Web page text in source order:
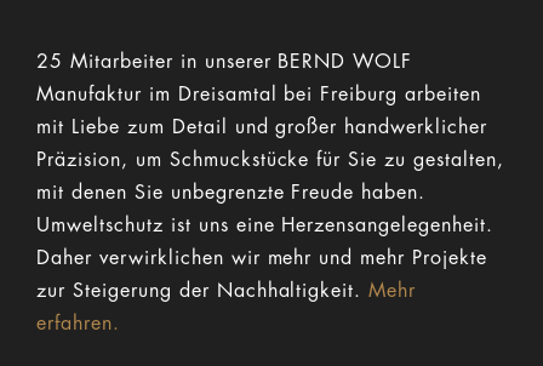
25 Mitarbeiter in unserer BERND WOLF
Manufaktur im Dreisamtal bei Freiburg arbeiten
mit Liebe zum Detail und großer handwerklicher
Präzision, um Schmuckstücke für Sie zu gestalten,
mit denen Sie unbegrenzte Freude haben.
Umweltschutz ist uns eine Herzensangelegenheit.
Daher verwirklichen wir mehr und mehr Projekte
zur Steigerung der Nachhaltigkeit.Mehr
erfahren.